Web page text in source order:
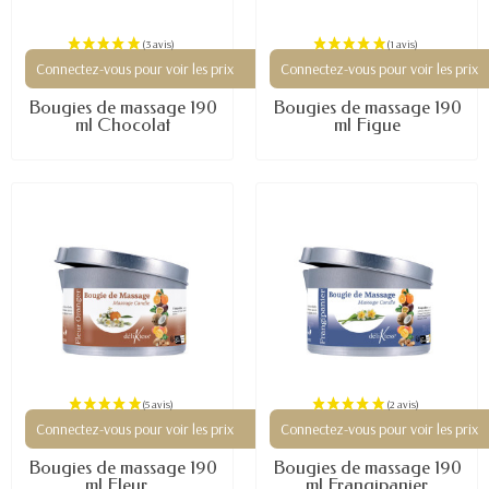
(3 avis)
Connectez-vous pour voir les prix
Bougies de massage 190
ml Chocolat
Connectez-vous pour voir les prix
Bougies de massage 190
ml Figue
Connectez-vous pour voir les prix
Bougies de massage 190
Connectez-vous pour voir les prix
Bougies de massage 190